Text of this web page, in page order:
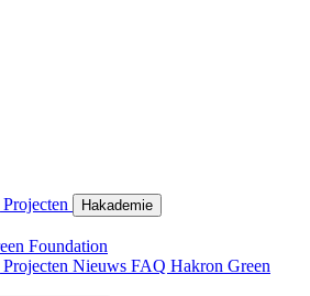
Projecten Hakademie
Foundation
Projecten Nieuws FAQ Hakron Green